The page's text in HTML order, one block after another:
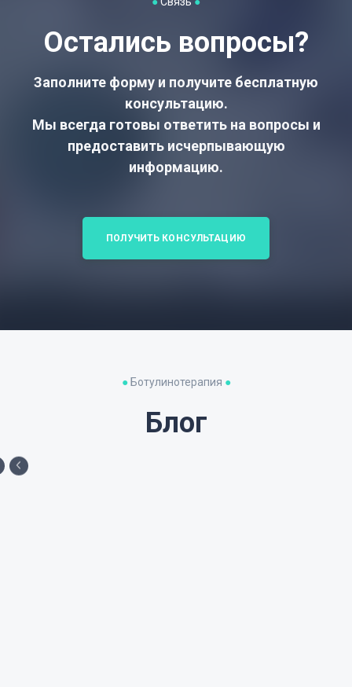
Остались вопросы?
Заполните форму и получите бесплатную
консультацию.
Мы всегда готовы ответить на вопросы и
предоставить исчерпывающую
информацию.
ПОЛУЧИТЬ КОНСУЛЬТАЦИЮ
●Ботулинотерапия ●
Блог